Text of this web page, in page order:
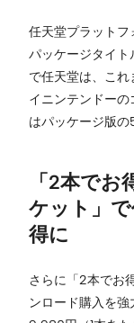
任天堂プラット
パッケージタイ
で任天堂は、こ
イニンテンドー
はパッケージ版の
「2本で
ケット」
得に
さらに「2本でお
ンロード購入を